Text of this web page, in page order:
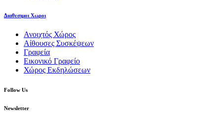
Διαθεσιμοι Χωροι
Ανοιχτός Χώρος
Αίθουσες Συσκέψεων
Γραφεία
Εικονικό Γραφείο
Χώρος Εκδηλώσεων
Follow Us
Newsletter